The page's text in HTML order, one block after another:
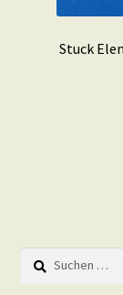
Stuck
Suchen
nach: